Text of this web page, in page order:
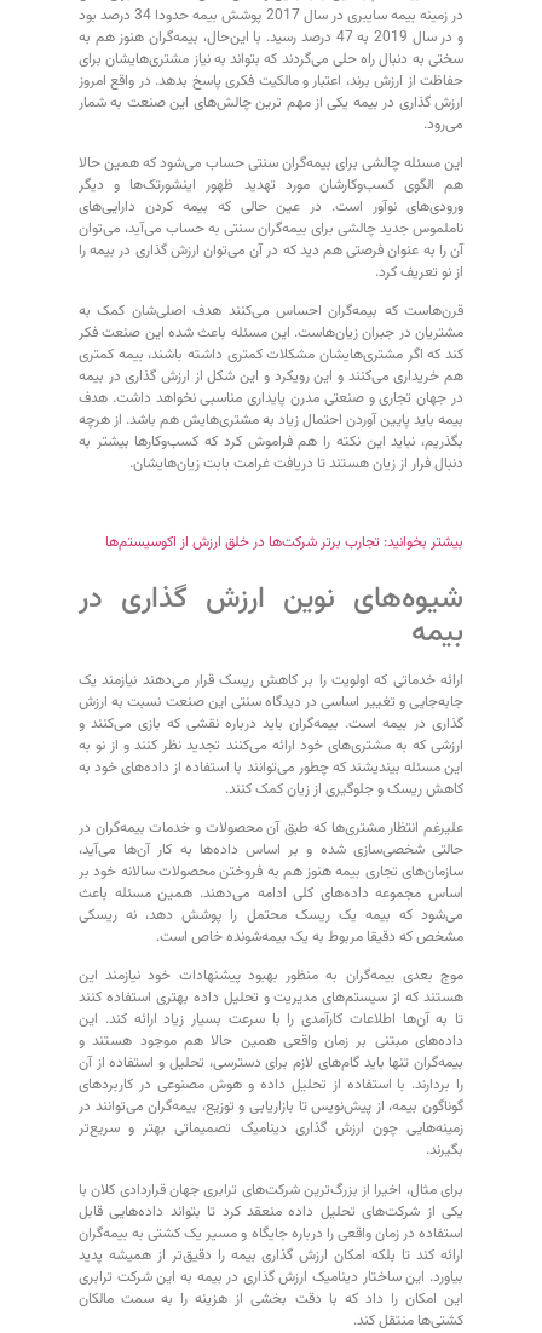
در زمینه بیمه سایبری در سال 2017 پوشش بیمه حدودا 34 درصد بود
و در سال 2019 به 47 درصد رسید. با این‌حال، بیمه‌گران هنوز هم به
سختی به دنبال راه حلی می‌گردند که بتواند به نیاز مشتری‌هایشان برای
حفاظت از ارزش برند، اعتبار و مالکیت فکری پاسخ بدهد. در واقع امروز
ارزش گذاری در بیمه یکی از مهم ترین چالش‌های این صنعت به شمار
می‌رود.
این مسئله چالشی برای بیمه‌گران سنتی حساب می‌شود که همین حالا
هم الگوی کسب‌وکارشان مورد تهدید ظهور اینشورتک‌ها و دیگر
ورودی‌های نوآور است. در عین حالی که بیمه کردن دارایی‌های
ناملموس جدید چالشی برای بیمه‌گران سنتی به حساب می‌آید، می‌توان
آن را به عنوان فرصتی هم دید که در آن می‌توان ارزش گذاری در بیمه را
از نو تعریف کرد.
قرن‌هاست که بیمه‌گران احساس می‌کنند هدف اصلی‌شان کمک به
مشتریان در جبران زیان‌هاست. این مسئله باعث شده این صنعت فکر
کند که اگر مشتری‌هایشان مشکلات کمتری داشته باشند، بیمه کمتری
هم خریداری می‌کنند و این رویکرد و این شکل از ارزش‌ گذاری در بیمه
در جهان تجاری و صنعتی مدرن پایداری مناسبی نخواهد داشت. هدف
بیمه باید پایین آوردن احتمال زیاد به مشتری‌هایش هم باشد. از هرچه
بگذریم، نباید این نکته را هم فراموش کرد که کسب‌وکارها بیشتر به
دنبال فرار از زیان هستند تا دریافت غرامت بابت زیان‌هایشان.
بیشتر بخوانید: تجارب برتر شرکت‌ها در خلق ارزش از اکوسیستم‌ها
شیوه‌های نوین ارزش گذاری در
بیمه
ارائه خدماتی که اولویت را بر کاهش ریسک قرار می‌دهند نیازمند یک
جابه‌جایی و تغییر اساسی در دیدگاه سنتی این صنعت نسبت به ارزش
گذاری در بیمه است. بیمه‌گران باید درباره نقشی که بازی می‌کنند و
ارزشی که به مشتری‌های خود ارائه می‌‏کنند تجدید نظر کنند و از نو به
این مسئله بیندیشند که چطور می‌توانند با استفاده از داده‌های خود به
کاهش ریسک و جلوگیری از زیان کمک کنند.
علیرغم انتظار مشتری‌ها که طبق آن محصولات و خدمات بیمه‌گران در
حالتی شخصی‌سازی شده و بر اساس داده‌ها به کار آن‌ها می‌آید،
سازمان‌های تجاری بیمه هنوز هم به فروختن محصولات سالانه خود بر
اساس مجموعه داده‌های کلی‌ ادامه می‌دهند. همین مسئله باعث
می‌شود که بیمه یک ریسک محتمل را پوشش دهد، نه ریسکی
مشخص که دقیقا مربوط به یک بیمه‌شونده خاص است.
موج بعدی بیمه‌گران به منظور بهبود پیشنهادات خود نیازمند این
هستند که از سیستم‌های مدیریت و تحلیل داده بهتری استفاده کنند
تا به آن‌ها اطلاعات کارآمدی را با سرعت بسیار زیاد ارائه کند. این
داده‌های مبتنی بر زمان واقعی همین حالا هم موجود هستند و
بیمه‌گران تنها باید گام‌های لازم برای دسترسی، تحلیل و استفاده از آن‌
را بردارند. با استفاده از تحلیل داده و هوش مصنوعی در کاربردهای
گوناگون بیمه، از پیش‌نویس تا بازاریابی و توزیع، بیمه‌گران می‌توانند در
زمینه‌هایی چون ارزش گذاری دینامیک تصمیماتی بهتر و سریع‌تر
بگیرند.
برای مثال، اخیرا از بزرگ‌ترین شرکت‌های ترابری جهان قراردادی کلان با
یکی از شرکت‌های تحلیل داده منعقد کرد تا بتواند داده‌هایی قابل
استفاده در زمان واقعی را درباره جایگاه و مسیر یک کشتی به بیمه‌گران
ارائه کند تا بلکه امکان ارزش گذاری بیمه را دقیق‌تر از همیشه پدید
بیاورد. این ساختار دینامیک ارزش گذاری در بیمه به این شرکت ترابری
این امکان را داد که با دقت بخشی از هزینه را به سمت مالکان
کشتی‌ها منتقل کند.